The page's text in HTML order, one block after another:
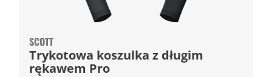
SCOTT
Trykotowa koszulka z długim
rękawem Pro